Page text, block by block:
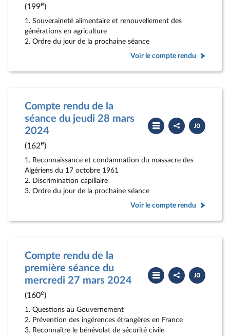
(199e)
1. Souveraineté alimentaire et renouvellement des
générations en agriculture
2. Ordre du jour de la prochaine séance
Voir le compte rendu
Compte rendu de la
séance du jeudi 28 mars
2024
(162e)
Partager
le
compte
Télécharger
le
PDF
1. Reconnaissance et condamnation du massacre des
Algériens du 17 octobre 1961
2. Discrimination capillaire
3. Ordre du jour de la prochaine séance
Voir le compte rendu
Compte rendu de la
première séance du
mercredi 27 mars 2024
(160e)
Partager
le
compte
Télécharger
le
PDF
1. Questions au Gouvernement
2. Prévention des ingérences étrangères en France
3. Reconnaître le bénévolat de sécurité civile